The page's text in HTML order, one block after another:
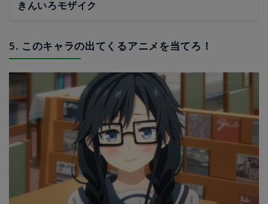
きんいろモザイク
5. このキャラの出てくるアニメを当てろ！